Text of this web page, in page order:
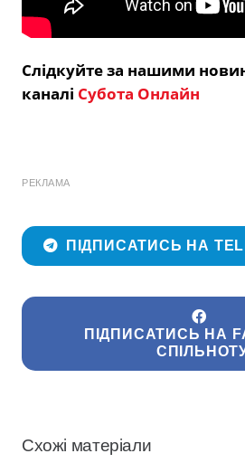
Слідкуйте за нашими
каналі Субота Онлайн
РЕКЛАМА
ПІДПИСАТИСЬ НА
ПІДПИСАТИСЬ НА
Схожі матеріали